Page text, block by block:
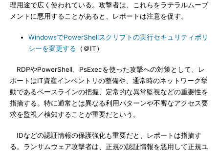
理用途で広く使われている。攻撃者は、これらをラテラルムーブ
メントに悪用することがあると、レポートは注意を促す。
WindowsでPowerShellスクリプトの実行セキュリティポリ
シーを変更する （＠IT）
RDPやPowerShell、PsExecを使った攻撃への対策として、レ
ポートはIT資産インベントリの整備や、通常時のネットワーク挙
動であるベースラインの把握、定常的な異常監視などの重要性を
指摘する。特に通常とは異なる利用パターンや不審なアクセス要
求を監視／検知することが重要だという。
IDなどの認証情報の保護強化も重要だと、レポートは指摘す
る。ランサムウェア攻撃者は、正規の認証情報を悪用して正規ユ